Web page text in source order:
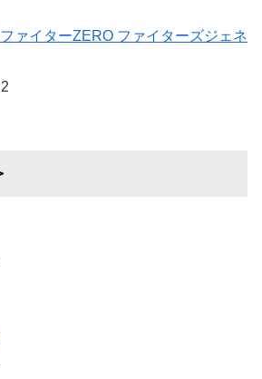
ァイターZERO ファイターズジェネ